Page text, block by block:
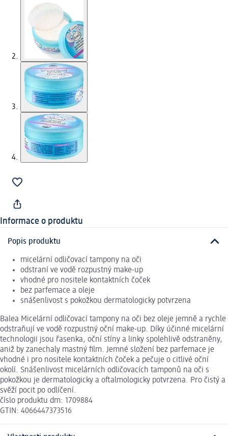
Informace o produktu
Popis produktu
micelární odličovací tampony na oči
odstraní ve vodě rozpustný make-up
vhodné pro nositele kontaktních čoček
bez parfemace a oleje
snášenlivost s pokožkou dermatologicky potvrzena
Balea Micelární odličovací tampony na oči bez oleje jemně a rychle
odstraňují ve vodě rozpustný oční make-up. Díky účinné micelární
technologii jsou řasenka, oční stíny a linky spolehlivě odstraněny,
aniž by zanechaly mastný film. Jemné složení bez parfemace je
vhodné i pro nositele kontaktních čoček a pečuje o citlivé oční
okolí. Snášenlivost micelárních odličovacích tamponů na oči s
pokožkou je dermatologicky a oftalmologicky potvrzena. Pro čistý a
svěží pocit po odlíčení.
číslo produktu dm: 1709884
GTIN: 4066447373516